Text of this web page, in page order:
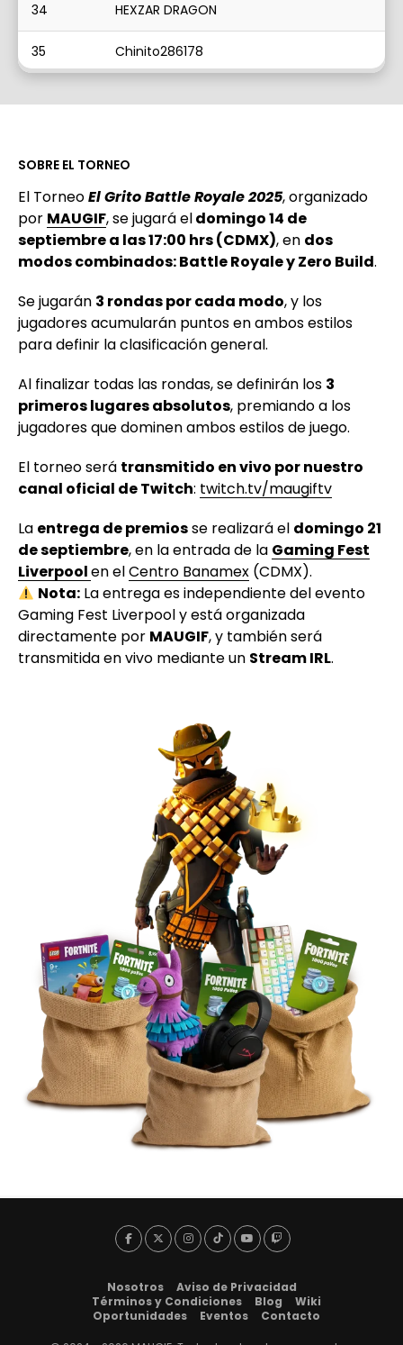
34 HEXZAR DRAGON
35 Chinito286178
SOBRE EL TORNEO
El TorneoEl Grito Battle Royale 2025, organizado
por MAUGIF, se jugará eldomingo 14 de
septiembre a las 17:00 hrs (CDMX), en dos
modos combinados: Battle Royale y Zero Build.
Se jugarán 3 rondas por cada modo, y los
jugadores acumularán puntos en ambos estilos
para definir la clasificación general.
Al finalizar todas las rondas, se definirán los 3
primeros lugares absolutos, premiando a los
jugadores que dominen ambos estilos de juego.
El torneo será transmitido en vivo por nuestro
canal oficial de Twitch: twitch.tv/maugiftv
La entrega de premiosse realizará el domingo 21
de septiembre, en la entrada de la Gaming Fest
Liverpoolen elCentro Banamex (CDMX).
Nota: La entrega es independiente del evento
Gaming Fest Liverpool y está organizada
directamente por MAUGIF, y también será
transmitida en vivo mediante un Stream IRL.
Nosotros
Aviso de Privacidad
Términos y Condiciones
Blog
Wiki
Oportunidades
Eventos Contacto